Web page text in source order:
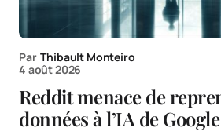
Par Thibault Monteiro
4 août 2026
Reddit menace de
données à l’IA de Google